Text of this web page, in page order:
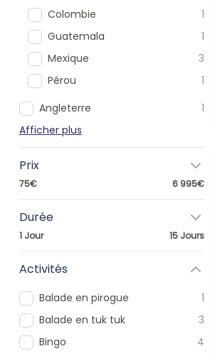
Colombie
1
Guatemala
1
Mexique
3
Pérou
1
Angleterre
1
Afficher plus
Prix
75€ 6 995€
Durée
1 Jour 15 Jours
Activités
Balade en pirogue
1
Balade en tuk tuk
3
Bingo
4